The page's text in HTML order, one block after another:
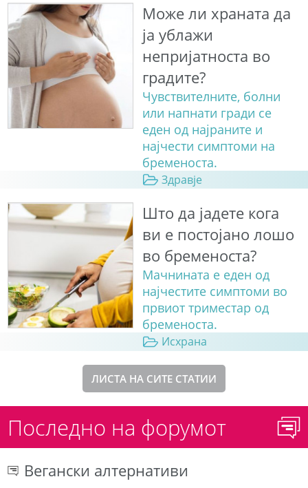
Може ли храната да
ја ублажи
непријатноста во
градите?
Чувствителните, болни
или напнати гради се
еден од најраните и
најчести симптоми на
бременоста.
Здравје
Што да јадете кога
ви е постојано лошо
во бременоста?
Мачнината е еден од
најчестите симптоми во
првиот триместар од
бременоста.
Исхрана
ЛИСТА НА СИТЕ СТАТИИ
Последно на форумот
Вегански алтернативи